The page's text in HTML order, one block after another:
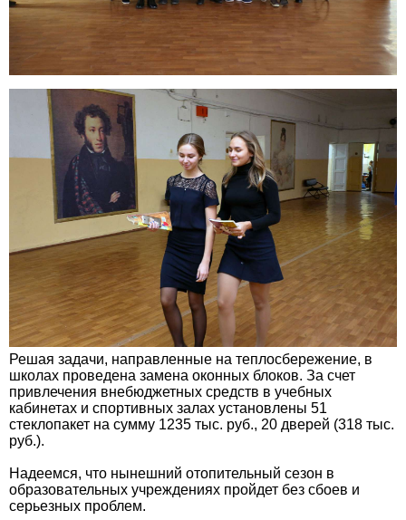
Решая задачи, направленные на теплосбережение, в
школах проведена замена оконных блоков. За счет
привлечения внебюджетных средств в учебных
кабинетах и спортивных залах установлены 51
стеклопакет на сумму 1235 тыс. руб., 20 дверей (318 тыс.
руб.).
Надеемся, что нынешний отопительный сезон в
образовательных учреждениях пройдет без сбоев и
серьезных проблем.